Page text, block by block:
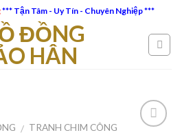
*** Tận Tâm - Uy Tín - Chuyên Nghiệp ***
/ TRANH CHIM CÔNG